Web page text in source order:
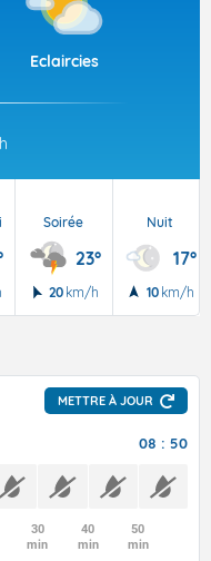
Eclaircies
Soirée
23°
20 km/h
Nuit
17°
10 km/h
METTRE À JOUR
08 : 50
30
min
40
min
50
min